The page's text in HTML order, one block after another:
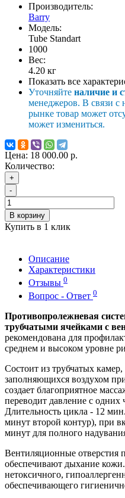
Производитель:
Barry
Модель:
Tube Standart
1000
Вес:
4.20 кг
Показать все
Уточняйте наличие и
менеджеров. В связи с
рынке товар может
может измениться.
Цена: 18 000.00 р.
Количество:
+
-
В корзину
Купить в 1 клик
Описание
Характеристики
Отзывы 0
Вопрос - Ответ 0
Противопролежневая
трубчатыми ячейками с
рекомендована для
среднем и высоком уровне
Состоит из трубчатых
заполняющихся воздухом
создает благоприятное
переводит давление с одних
Длительность цикла - 12
минут второй контур), при
минут для полного
Вентиляционные отверстия
обеспечивают дыхание
нетоксичного,
обеспечивающего